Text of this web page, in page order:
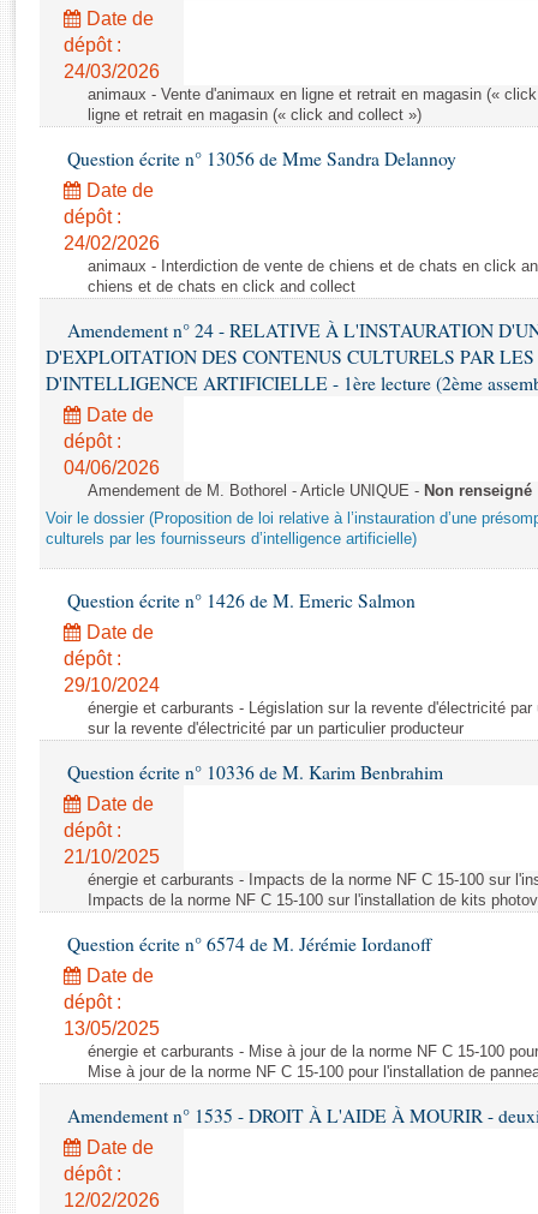
Rapports législatifs
Rapports sur l'application des lois
Baromètre de l’application des lois
Dossiers législatifs
Budget et sécurité sociale
Questions écrites et orales
Comptes rendus des débats
Date de
dépôt :
24/03/2026
animaux - Vente d'animaux en ligne et retrait en magasin («
ligne et retrait en magasin (« click and collect »)
Question écrite n° 13056 de Mme Sandra Delannoy
Date de
dépôt :
24/02/2026
animaux - Interdiction de vente de chiens et de chats en click
chiens et de chats en click and collect
Amendement n° 24 - RELATIVE À L'INSTAURATION
D'EXPLOITATION DES CONTENUS CULTURELS PAR LES
D'INTELLIGENCE ARTIFICIELLE - 1ère lecture (2ème
Date de
dépôt :
04/06/2026
Amendement de M. Bothorel - Article UNIQUE - Non renseigné
Voir le dossier (Proposition de loi relative à l’instauration d’une
culturels par les fournisseurs d’intelligence artificielle)
Question écrite n° 1426 de M. Emeric Salmon
Date de
dépôt :
29/10/2024
énergie et carburants - Législation sur la revente d'électricité
sur la revente d'électricité par un particulier producteur
Question écrite n° 10336 de M. Karim Benbrahim
Date de
dépôt :
21/10/2025
énergie et carburants - Impacts de la norme NF C 15-100 sur
Impacts de la norme NF C 15-100 sur l'installation de kits
Question écrite n° 6574 de M. Jérémie Iordanoff
Date de
dépôt :
13/05/2025
énergie et carburants - Mise à jour de la norme NF C 15-100
Mise à jour de la norme NF C 15-100 pour l'installation de
Amendement n° 1535 - DROIT À L'AIDE À MOURIR -
Date de
dépôt :
12/02/2026